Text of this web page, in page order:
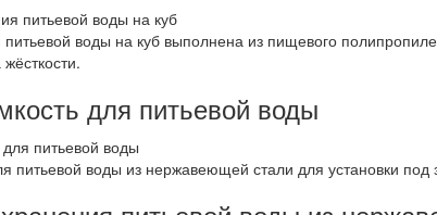
воды на куб выполнена из пищевого
для питьевой воды
питьевой воды из нержавеющей стали для установки